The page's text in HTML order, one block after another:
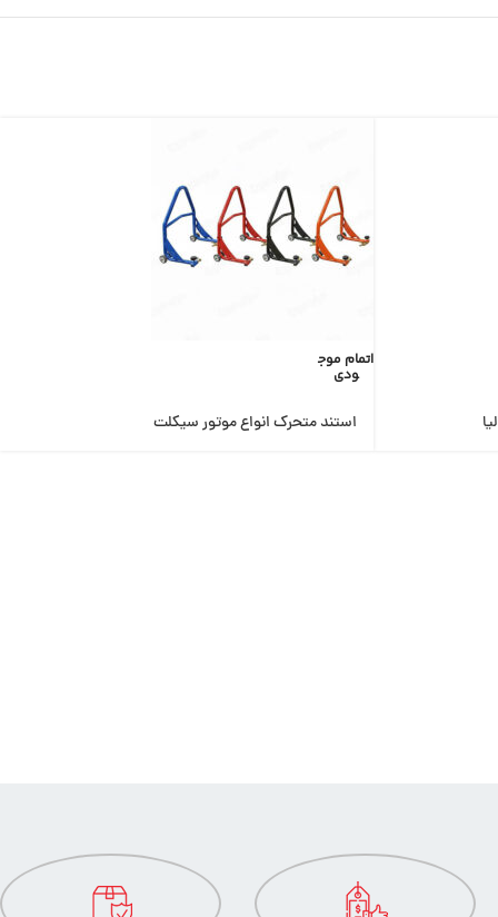
اتمام موج
ودی
استند متحرک انواع موتور سیکلت